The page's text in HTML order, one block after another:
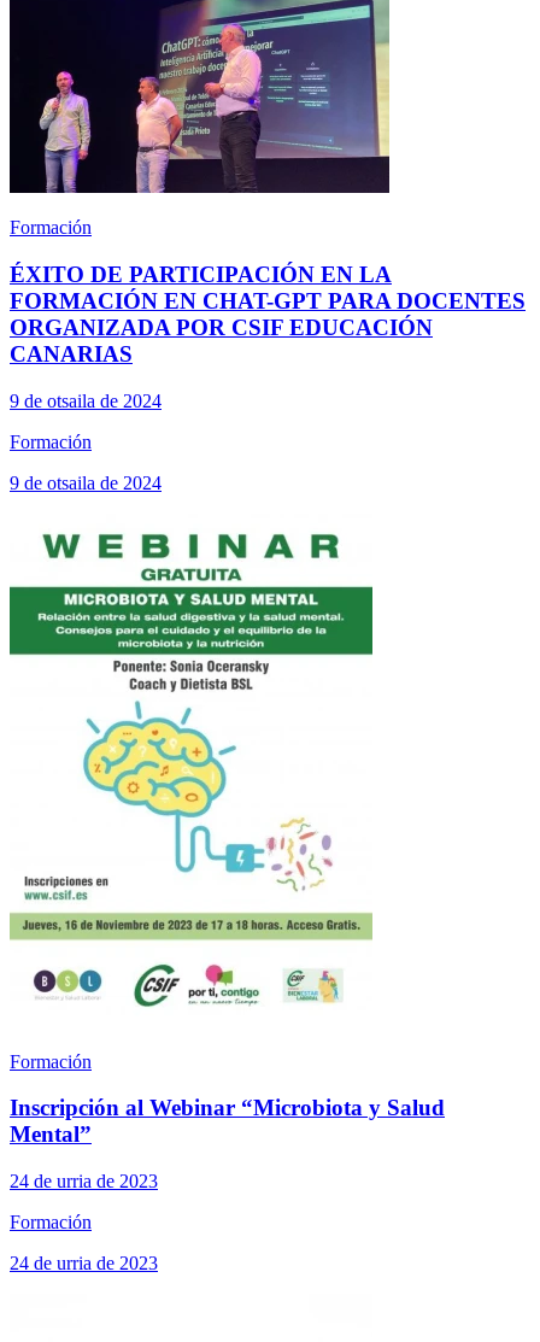
Formación
ÉXITO DE PARTICIPACIÓN EN LA
FORMACIÓN EN CHAT-GPT PARA DOCENTES
ORGANIZADA POR CSIF EDUCACIÓN
CANARIAS
9 de otsaila de 2024
Formación
9 de otsaila de 2024
Formación
Inscripción al Webinar “Microbiota y Salud
Mental”
24 de urria de 2023
Formación
24 de urria de 2023